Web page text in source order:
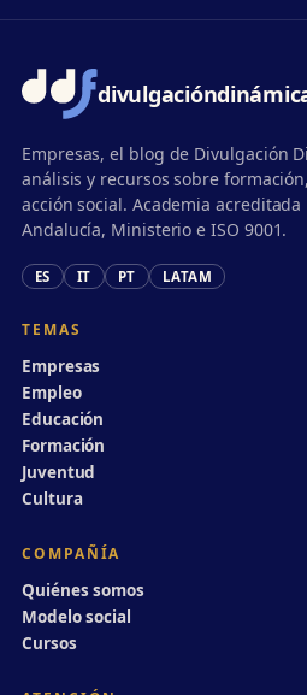
divulgación
Empresas, el blog de Divulgación
análisis y recursos sobre
acción social. Academia
Andalucía, Ministerio e ISO 9001.
ES IT PT LATAM
TEMAS
Empresas
Empleo
Educación
Formación
Juventud
Cultura
COMPAÑÍA
Quiénes somos
Modelo social
Cursos